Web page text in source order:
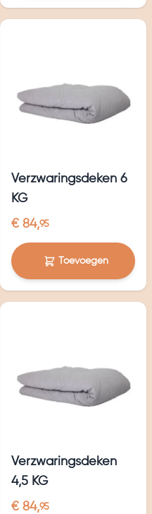
Verzwaringsdeken 6
KG
€ 84,95
Toevoegen
Verzwaringsdeken
4,5 KG
€ 84,95